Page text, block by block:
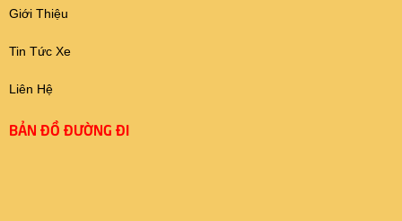
Giới Thiệu
Tin Tức Xe
Liên Hệ
BẢN ĐỒ ĐƯỜNG ĐI